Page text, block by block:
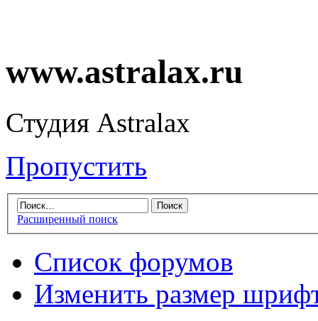
www.astralax.ru
Студия Astralax
Пропустить
Расширенный поиск
Список форумов
Изменить размер